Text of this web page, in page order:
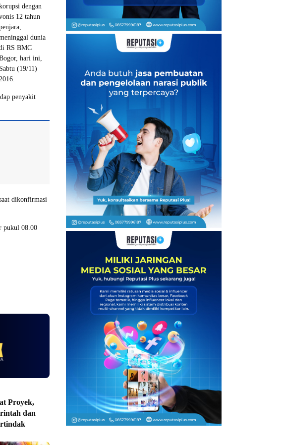
dengan
12 tahun
dunia
RS BMC
hari ini,
Sabtu (19/11)
penyakit
dikonfirmasi
pukul 08.00
Proyek,
dan